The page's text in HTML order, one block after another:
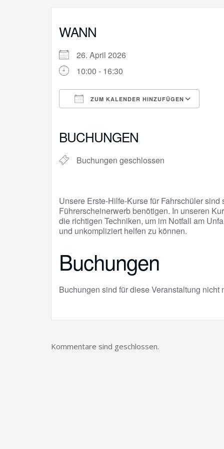
WANN
26. April 2026
10:00 - 16:30
ZUM KALENDER HINZUFÜGEN
BUCHUNGEN
Buchungen geschlossen
Unsere Erste-Hilfe-Kurse für Fahrschüler
Führerscheinerwerb benötigen. In unseren
die richtigen Techniken, um im Notfall am
und unkompliziert helfen zu können.
Buchungen
Buchungen sind für diese Veranstaltung nicht
Kommentare sind geschlossen.